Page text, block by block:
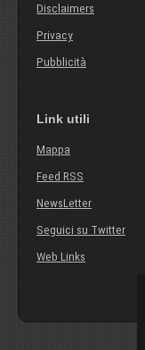
Disclaimers
Privacy
Pubblicità
Link utili
Mappa
Feed RSS
NewsLetter
Seguici su Twitter
Web Links